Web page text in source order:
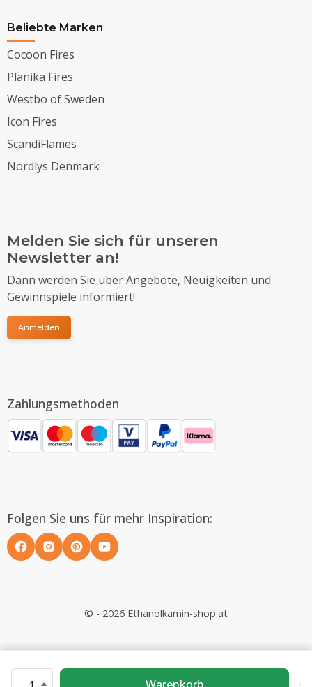
1 Warenkorb
Beliebte Marken
Cocoon Fires
Planika Fires
Westbo of Sweden
Icon Fires
ScandiFlames
Nordlys Denmark
Melden Sie sich für unseren
Newsletter an!
Dann werden Sie über Angebote, Neuigkeiten und
Gewinnspiele informiert!
Anmelden
Zahlungsmethoden
Folgen Sie uns für mehr Inspiration:
© - 2026 Ethanolkamin-shop.at